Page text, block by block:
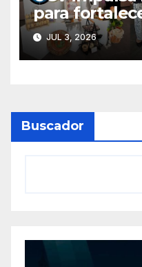
para
con el
JUL 3, 2026
Buscador